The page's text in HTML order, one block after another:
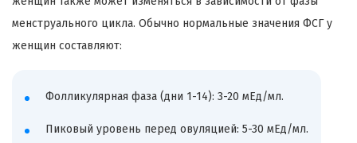
менструального цикла. Обычно нормальные значения ФСГ у
женщин составляют:
Фолликулярная фаза (дни 1-14): 3-20 мЕд/мл.
Пиковый уровень перед овуляцией: 5-30 мЕд/мл.